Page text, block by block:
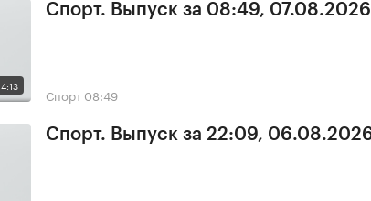
4:13
Спорт. Выпуск за 08:49, 07.08.2026
Спорт 08:49
Спорт. Выпуск за 22:09,